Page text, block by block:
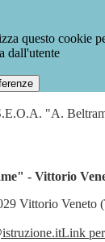
questo cookie
dall'utente
"A.
- Vittorio
Vittorio Veneto
Link